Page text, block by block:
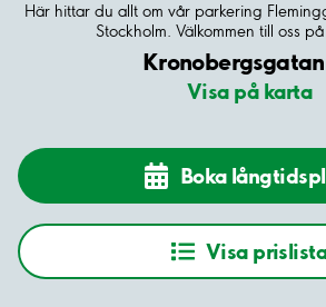
Här hittar du allt om vår parkering
Stockholm. Välkommen till oss
Visa på karta
Boka
Visa